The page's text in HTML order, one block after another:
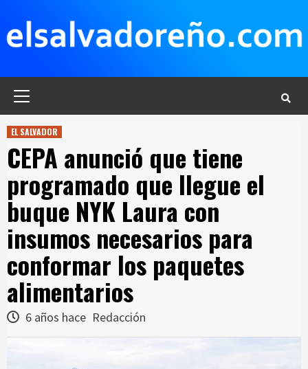
contenido
EL SALVADOR
CEPA anunció que tiene
programado que llegue el
buque NYK Laura con
insumos necesarios para
conformar los paquetes
alimentarios
6 años hace Redacción